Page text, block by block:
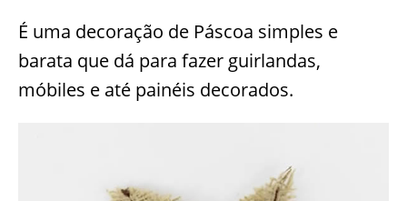
É uma decoração de Páscoa simples e
barata que dá para fazer guirlandas,
móbiles e até painéis decorados.